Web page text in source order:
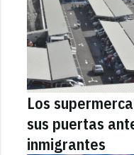
Los
sus puertas
inmigrantes